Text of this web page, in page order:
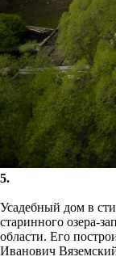
5.
Усадебный дом в
старинного озера-
области. Его
Иванович